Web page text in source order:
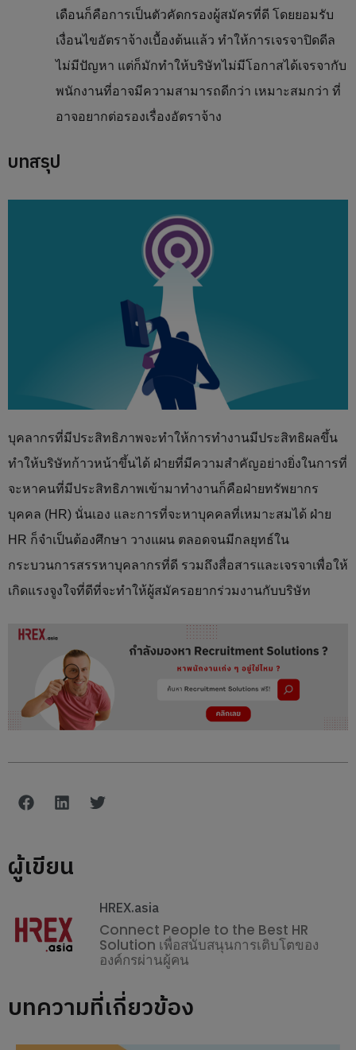
เดือนก็คือการเป็นตัวคัดกรองผู้สมัครที่ดี โดยยอมรับ
เงื่อนไขอัตราจ้างเบื้องต้นแล้ว ทำให้การเจรจาปิดดีล
ไม่มีปัญหา แต่ก็มักทำให้บริษัทไม่มีโอกาสได้เจรจากับ
พนักงานที่อาจมีความสามารถดีกว่า เหมาะสมกว่า ที่
อาจอยากต่อรองเรื่องอัตราจ้าง
บทสรุป
บุคลากรที่มีประสิทธิภาพจะทำให้การทำงานมีประสิทธิผลขึ้น
ทำให้บริษัทก้าวหน้าขึ้นได้ ฝ่ายที่มีความสำคัญอย่างยิ่งในการที่
จะหาคนที่มีประสิทธิภาพเข้ามาทำงานก็คือฝ่ายทรัพยากร
บุคคล (HR) นั่นเอง และการที่จะหาบุคคลที่เหมาะสมได้ ฝ่าย
HR ก็จำเป็นต้องศึกษา วางแผน ตลอดจนมีกลยุทธ์ใน
กระบวนการสรรหาบุคลากรที่ดี รวมถึงสื่อสารและเจรจาเพื่อให้
เกิดแรงจูงใจที่ดีที่จะทำให้ผู้สมัครอยากร่วมงานกับบริษัท
ผู้เขียน
HREX.asia
Connect People to the Best HR
Solution เพื่อสนับสนุนการเติบโตของ
องค์กรผ่านผู้คน
บทความที่เกี่ยวข้อง